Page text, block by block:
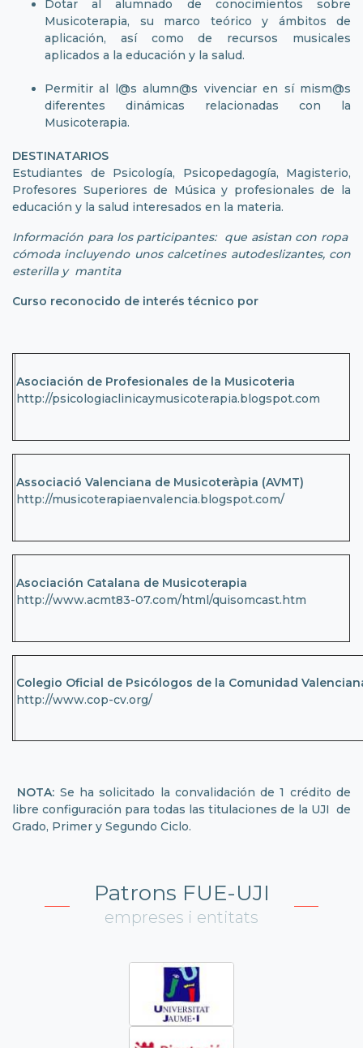
Dotar al alumnado de conocimientos sobre
Musicoterapia, su marco teórico y ámbitos de
aplicación, así como de recursos musicales
aplicados a la educación y la salud.
Permitir al l@s alumn@s vivenciar en sí mism@s
diferentes dinámicas relacionadas con la
Musicoterapia.
DESTINATARIOS
Estudiantes de Psicología, Psicopedagogía, Magisterio,
Profesores Superiores de Música y profesionales de la
educación y la salud interesados en la materia.
Información para los participantes: que asistan con ropa
cómoda incluyendo unos calcetines autodeslizantes, con
esterilla y mantita
Curso reconocido de interés técnico por
Asociación de Profesionales de la Musicoteria
http://psicologiaclinicaymusicoterapia.blogspot.com
Associació Valenciana de Musicoteràpia (AVMT)
http://musicoterapiaenvalencia.blogspot.com/
Asociación Catalana de Musicoterapia
http://www.acmt83-07.com/html/quisomcast.htm
Colegio Oficial de Psicólogos de la Comunidad
http://www.cop-cv.org/
NOTA: Se ha solicitado la convalidación de 1 crédito de
libre configuración para todas las titulaciones de la UJI de
Grado, Primer y Segundo Ciclo.
Patrons FUE-UJI
empreses i entitats